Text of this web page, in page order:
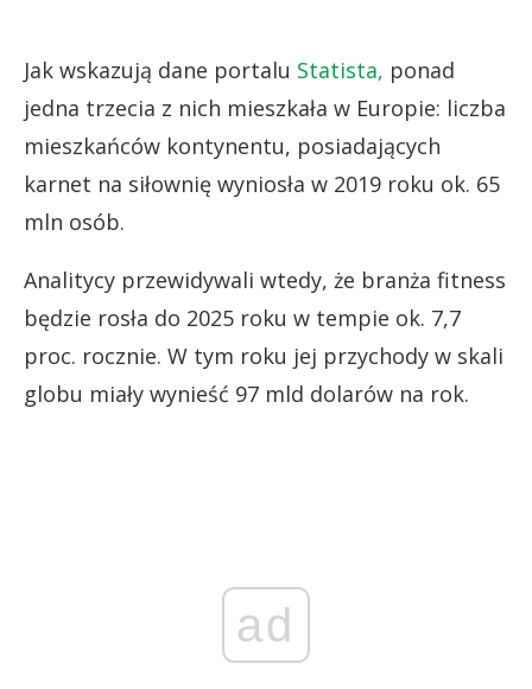
Jak wskazują dane portalu Statista, ponad
jedna trzecia z nich mieszkała w Europie: liczba
mieszkańców kontynentu, posiadających
karnet na siłownię wyniosła w 2019 roku ok. 65
mln osób.
Analitycy przewidywali wtedy, że branża fitness
będzie rosła do 2025 roku w tempie ok. 7,7
proc. rocznie. W tym roku jej przychody w skali
globu miały wynieść 97 mld dolarów na rok.
ad